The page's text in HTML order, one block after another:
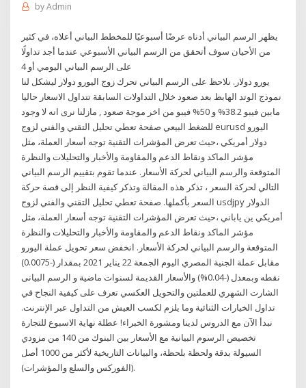
byAdmin
يظهر الرسم البياني أدناه عرضًا أسبوعيًا للمخطط البياني أعلاه، في كثير
من الأحيان سوف أتحقق من الرسم البياني الأسبوعي عندما أجد تداولًا
يورو دولار. نلاحظ على الرسم البياني تحرك زوج اليورو دولار ليشكل لنا
نموذج الوتد الهابط بعد صعود خلال التداولات السابقة تتداول الاسعار حاليا
مابين فيبو 38.2% و 50% فيبو من اخر موجة صعود , مازلنا نرى انه لا وجود
للضغط البيعي صفحة تعطي تحليل التقني والفني لزوج eurusd اليورو
دولار أمريكي ،حيث تعرض المؤشرات التقنية توجه أسعار العملة، مثل
مؤشر الماكد ونقاط الدعم والمقاومة والأخبار والتحليلات والنظرة
المتوقعة والرسم البياني لحركة الأسعار. عندما تقوم بتقييم الرسم البياني
التالي لحركة السعر ، تذكر هذه المقالة وتذكر كيفية النظر إلى قصة حركة
السعر بأكملها. صفحة تعطي تحليل التقني والفني لزوج usdjpy الدولار
أمريكي ين ياباني ،حيث تعرض المؤشرات التقنية توجه أسعار العملة، مثل
مؤشر الماكد ونقاط الدعم والمقاومة والأخبار والتحليلات والنظرة
المتوقعة والرسم البياني لحركة الأسعار. انخفض سعر تحويل عملة اليورو
مقابل عملة الجنية المصري اليوم الجمعة 22 يناير 2021 بمقدار (-0.0075)
نقطه وبمعدل (-0.04%) والأسعار القديمة لسنوات ماضية و الرسم البيانى
الشارت الشهري للعملتين والتحويل العكسي تعرف على كيفية النجاح في
تداول الخيارات الثنائية وما يلزم لكسب العيش من التداول عبر الإنترنت.
نبدأ الآن مع الدروس لدينا ومشورة الخبراء! عطلة نهاية الاسبوع للتجارة
تخصيص الرسوم البيانية مع الأسعار بين البنوك من 140 من مزودي
السيولة بدقة ولحظة بلحظة، والبيانات التاريخية لأكثر من 1000 أصل
(الفوركس والسلع والمؤشرات).